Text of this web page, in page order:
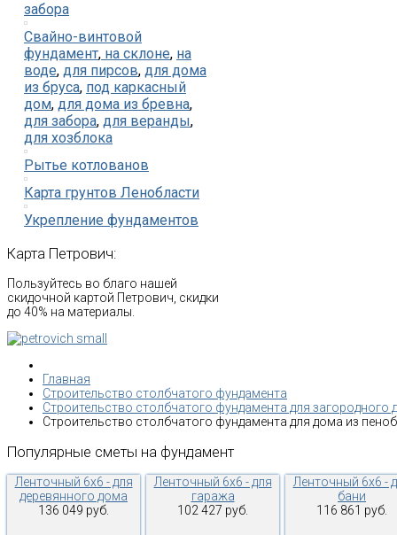
забора
Свайно-винтовой
фундамент, на склоне, на
воде, для пирсов, для дома
из бруса, под каркасный
дом, для дома из бревна,
для забора, для веранды,
для хозблока
Рытье котлованов
Карта грунтов Ленобласти
Укрепление фундаментов
Карта Петрович:
Пользуйтесь во благо нашей
скидочной картой Петрович, скидки
до 40% на материалы.
Главная
Строительство столбчатого фундамента
Строительство столбчатого фундамента для загородного
Строительство столбчатого фундамента для дома из
Популярные сметы на фундамент
Ленточный 6х6 - для
деревянного дома
136 049 руб.
Ленточный 6х6 - для
гаража
102 427 руб.
Ленточный 6х6 -
бани
116 861 руб.